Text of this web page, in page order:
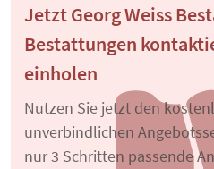
Jetzt Georg Weiss
Bestattungen
einholen
Nutzen Sie jetzt den
unverbindlichen
nur 3 Schritten passende